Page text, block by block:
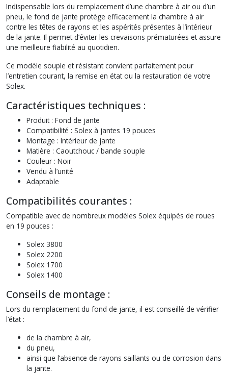
Indispensable lors du remplacement d’une chambre à air ou d’un
pneu, le fond de jante protège efficacement la chambre à air
contre les têtes de rayons et les aspérités présentes à l’intérieur
de la jante. Il permet d’éviter les crevaisons prématurées et assure
une meilleure fiabilité au quotidien.
Ce modèle souple et résistant convient parfaitement pour
l’entretien courant, la remise en état ou la restauration de votre
Solex.
Caractéristiques techniques :
Produit : Fond de jante
Compatibilité : Solex à jantes 19 pouces
Montage : Intérieur de jante
Matière : Caoutchouc / bande souple
Couleur : Noir
Vendu à l’unité
Adaptable
Compatibilités courantes :
Compatible avec de nombreux modèles Solex équipés de roues
en 19 pouces :
Solex 3800
Solex 2200
Solex 1700
Solex 1400
Conseils de montage :
Lors du remplacement du fond de jante, il est conseillé de vérifier
l’état :
de la chambre à air,
du pneu,
ainsi que l’absence de rayons saillants ou de corrosion dans
la jante.